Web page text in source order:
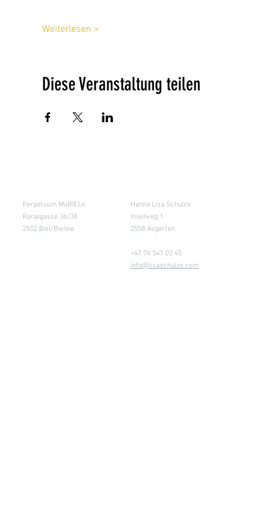
Weiterlesen >
Diese Veranstaltung teilen
Perpetuum MoBIELe
Kanalgasse 36/38
2502 Biel/Bienne
Hanna Lisa Schulze
Inselweg 1
2558 Aegerten
+41 76 541 03 45
info@lisaschulze.com